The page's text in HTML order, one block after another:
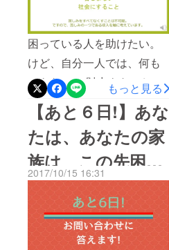
気・障害」ですので。 Q2.
このような仕組みは、法律
にひっかかるのではないか?
A2.保険業法の適用外となる
少人数(1000人未満)ではじ
めていきます。当然、その
他の法律にも触れない範囲
で構築していく予定です。
具体的な金額設定について
は、法人設立後に士業の方
と相談していきます。(個人
ではそこまで相手にしてく
れないので) いままで、こ
困っている人を助けたい。
けど、自分一人では、何も
できない。 財力もないし、
組織を率いて世の中を変え
るような指導力もない。 そ
う考えている方、意外と多
いんではないでしょうか。
特に、自身が困難にぶつ
かったときに。 私もそうで
した。 しかし、私は動き始
めました。 個人としてやれ
もっと見る
【あと６日!】あな
たは、あなたの家
族は、この先困る
ことが無いので
しょうか?
2017/10/15 16:31